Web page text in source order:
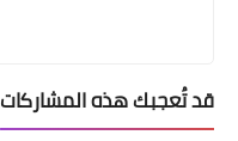
قد تُعجبك هذه المشاركات